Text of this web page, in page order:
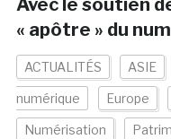
Avec le soutien
« apôtre » du
ACTUALITÉS ASIE
numérique Europe
Numérisation